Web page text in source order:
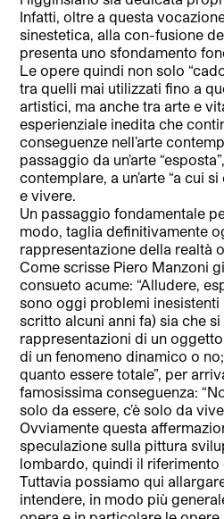
Infatti, oltre a questa
sinestetica, alla con-fusione
presenta uno sfondamento
Le opere quindi non solo
tra quelli mai utilizzati fino a
artistici, ma anche tra arte e
esperienziale inedita che
conseguenze nell’arte
passaggio da un’arte
contemplare, a un’arte “a cui
e vivere.
Un passaggio fondamentale
modo, taglia definitivamente
rappresentazione della realtà
Come scrisse Piero Manzoni
consueto acume: “Alludere,
sono oggi problemi inesistenti
scritto alcuni anni fa) sia che
rappresentazioni di un
di un fenomeno dinamico o
quanto essere totale”, per
famosissima conseguenza:
solo da essere, c’è solo da
Ovviamente questa
speculazione sulla pittura
lombardo, quindi il riferimento
Tuttavia possiamo qui
intendere, in modo più